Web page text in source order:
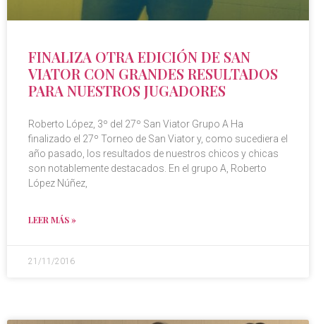
FINALIZA OTRA EDICIÓN DE SAN
VIATOR CON GRANDES RESULTADOS
PARA NUESTROS JUGADORES
Roberto López, 3º del 27º San Viator Grupo A Ha
finalizado el 27º Torneo de San Viator y, como sucediera el
año pasado, los resultados de nuestros chicos y chicas
son notablemente destacados. En el grupo A, Roberto
López Núñez,
LEER MÁS »
21/11/2016